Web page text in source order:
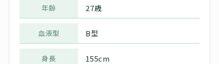
年齢 27歳
血液型 B型
身長 155cm